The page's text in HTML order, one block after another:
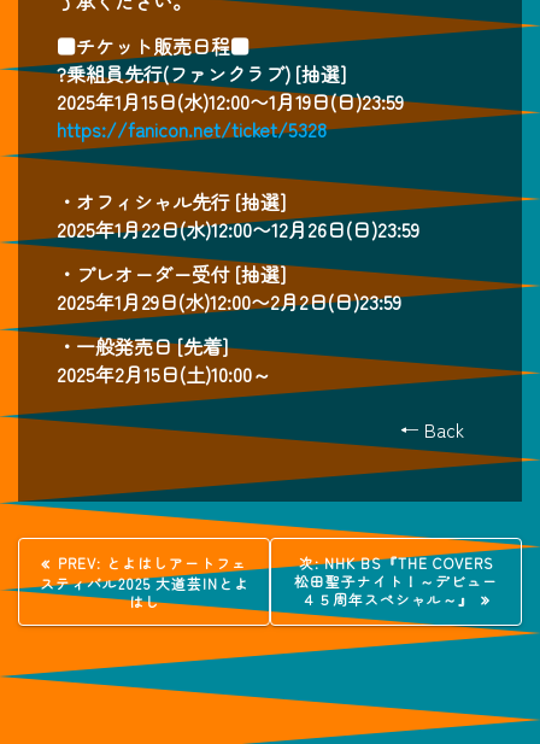
■チケット販売日程■
?乗組員先行(ファンクラブ) [抽選]
2025年1月15日(水)12:00〜1月19日(日)23:59
https://fanicon.net/ticket/5328
・オフィシャル先行 [抽選]
2025年1月22日(水)12:00〜12月26日(日)23:59
・プレオーダー受付 [抽選]
2025年1月29日(水)12:00〜2月2日(日)23:59
・一般発売日 [先着]
2025年2月15日(土)10:00～
← Back
投
稿
ナ
PREV: 過
去
の
稿:
とよはしアートフェ
スティバル2025 大道芸INとよ
はし
次:次
の
投
稿:
NHK BS『THE COVERS
松田聖子ナイト！～デビュー
４５周年スペシャル～』